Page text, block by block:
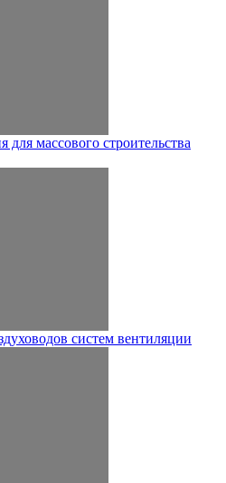
для массового строительства
систем вентиляции